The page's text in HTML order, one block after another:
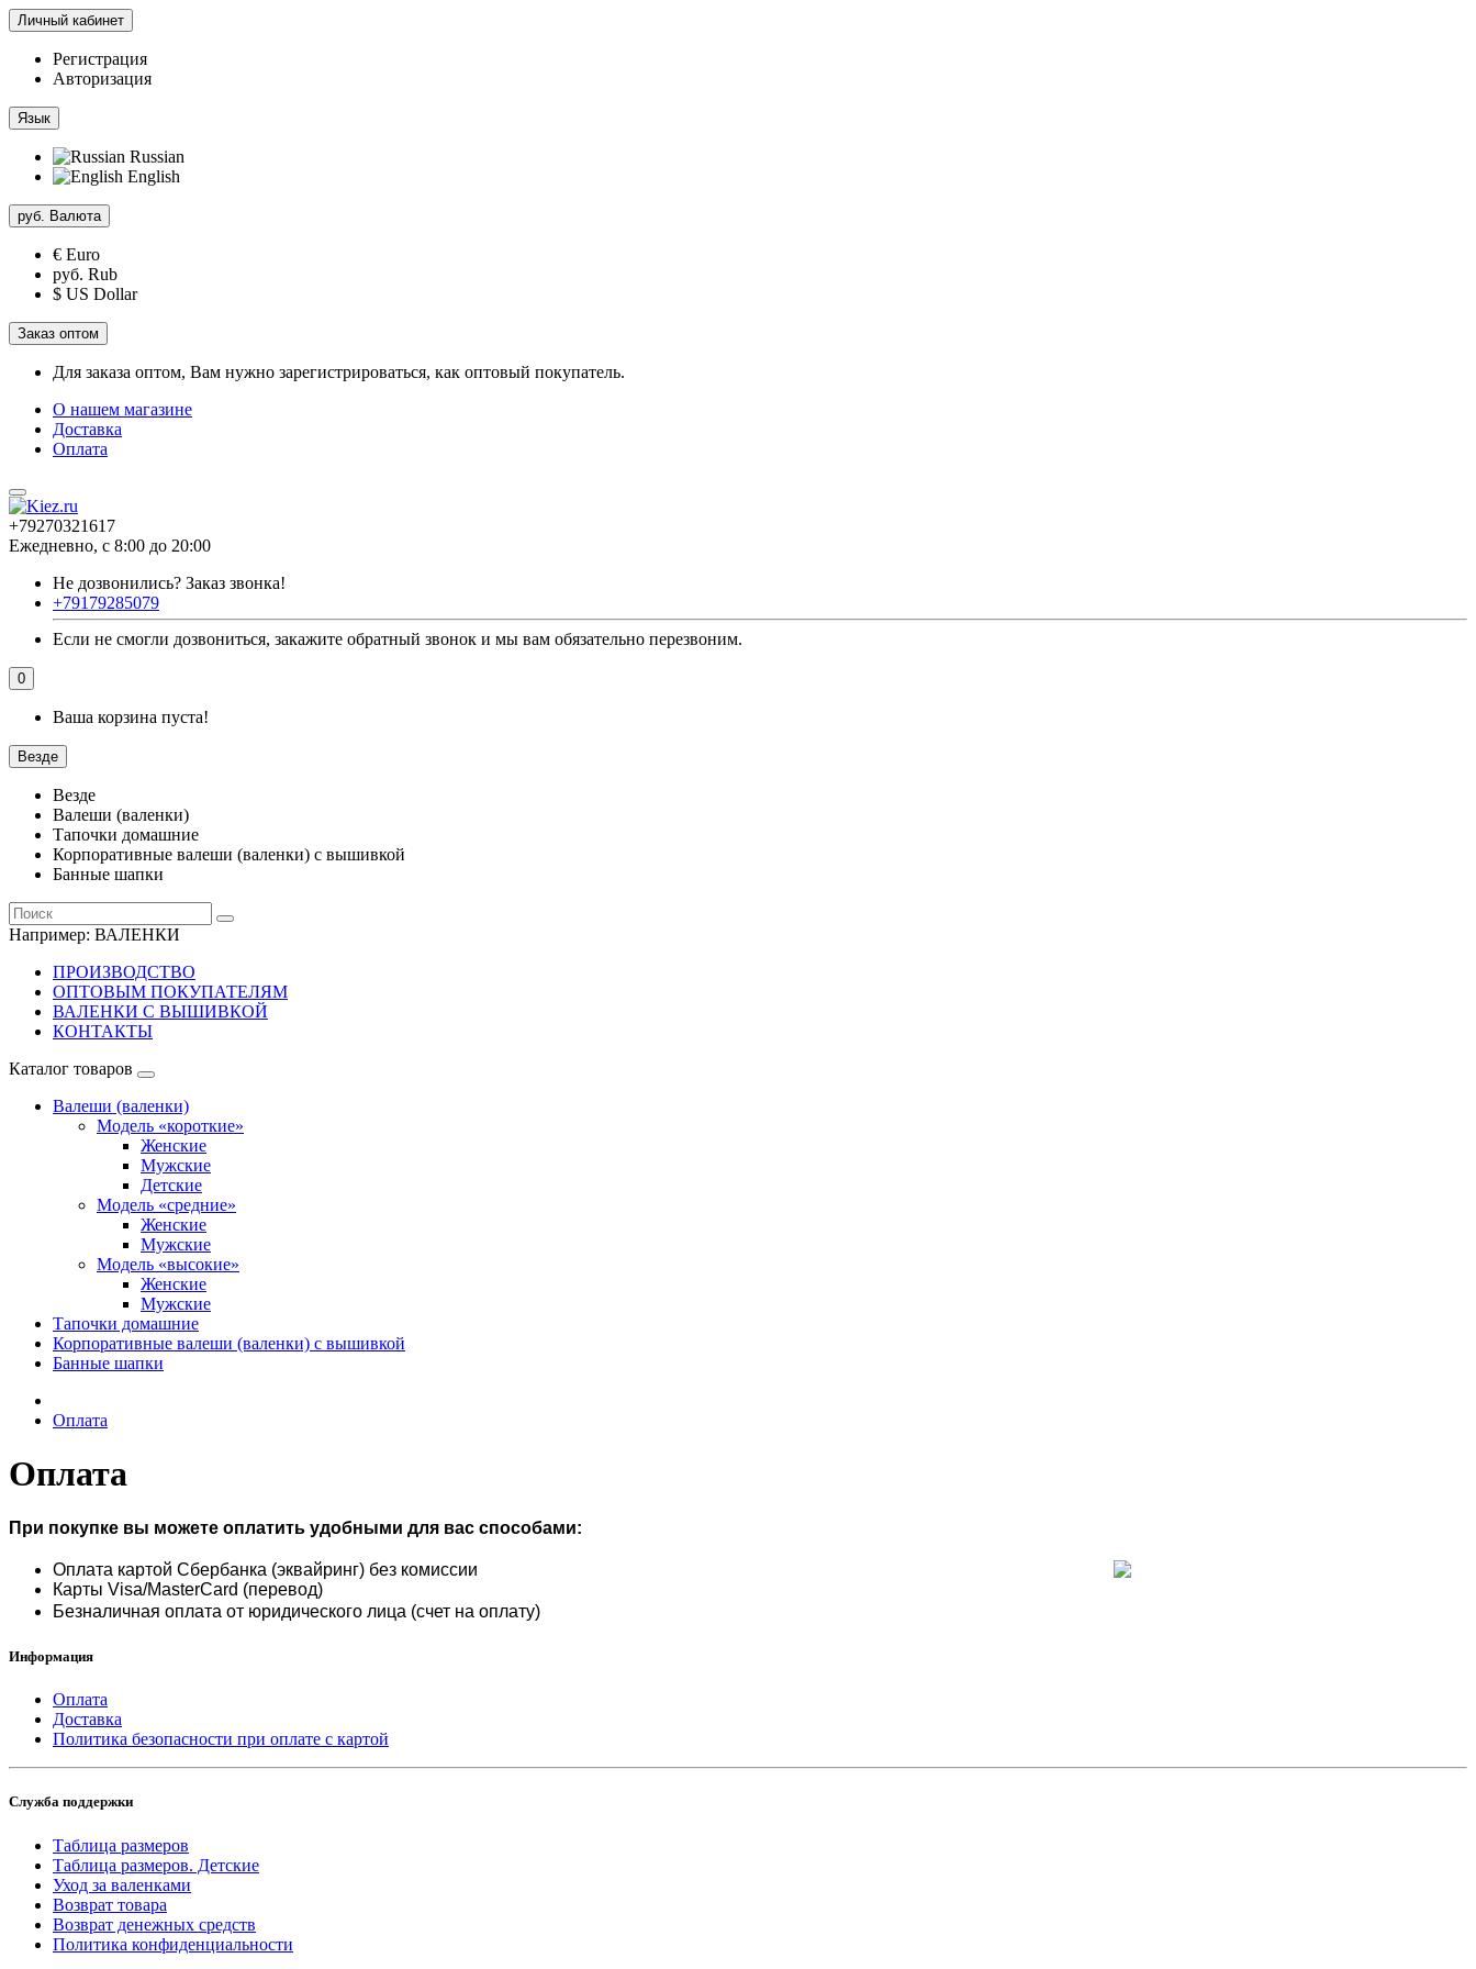
Личный кабинет
Регистрация
Авторизация
Язык
Russian
English
руб. Валюта
€ Euro
руб. Rub
$ US Dollar
Заказ оптом
Для заказа оптом, Вам нужно зарегистрироваться, как оптовый покупатель.
О нашем магазине
Доставка
Оплата
+79270321617
Ежедневно, с 8:00 до 20:00
Не дозвонились? Заказ звонка!
+79179285079
Если не смогли дозвониться, закажите обратный звонок и мы вам обязательно перезвоним.
0
Ваша корзина пуста!
Везде
Везде
Валеши (валенки)
Тапочки домашние
Корпоративные валеши (валенки) с вышивкой
Банные шапки
Например: ВАЛЕНКИ
ПРОИЗВОДСТВО
ОПТОВЫМ ПОКУПАТЕЛЯМ
ВАЛЕНКИ С ВЫШИВКОЙ
КОНТАКТЫ
Каталог товаров
Валеши (валенки)
Модель «короткие»
Женские
Мужские
Детские
Модель «средние»
Женские
Мужские
Модель «высокие»
Женские
Мужские
Тапочки домашние
Корпоративные валеши (валенки) с вышивкой
Банные шапки
Оплата
Оплата
При покупке вы можете оплатить удобными для вас способами:
Оплата картой Сбербанка (эквайринг) без комиссии
Карты Visa/MasterCard (перевод)
Безналичная оплата от юридического лица (счет на оплату)
Информация
Оплата
Доставка
Политика безопасности при оплате с картой
Служба поддержки
Таблица размеров
Таблица размеров. Детские
Уход за валенками
Возврат товара
Возврат денежных средств
Политика конфиденциальности